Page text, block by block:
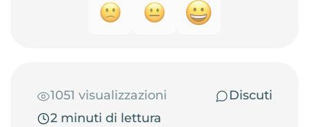
1051 visualizzazioni
Discuti
2 minuti di lettura